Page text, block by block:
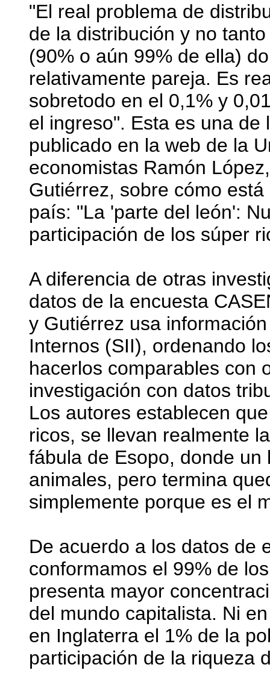
"El real problema de
de la distribución y no
(90% o aún 99% de ella)
relativamente pareja. Es
sobretodo en el 0,1% y
el ingreso". Esta es una
publicado en la web de la
economistas Ramón
Gutiérrez, sobre cómo
país: "La 'parte del león':
participación de los súper
A diferencia de otras
datos de la encuesta
y Gutiérrez usa
Internos (SII), ordenando
hacerlos comparables con
investigación con datos
Los autores establecen
ricos, se llevan realmente
fábula de Esopo, donde
animales, pero termina
simplemente porque es el
De acuerdo a los datos de
conformamos el 99% de
presenta mayor
del mundo capitalista. Ni
en Inglaterra el 1% de la
participación de la riqueza